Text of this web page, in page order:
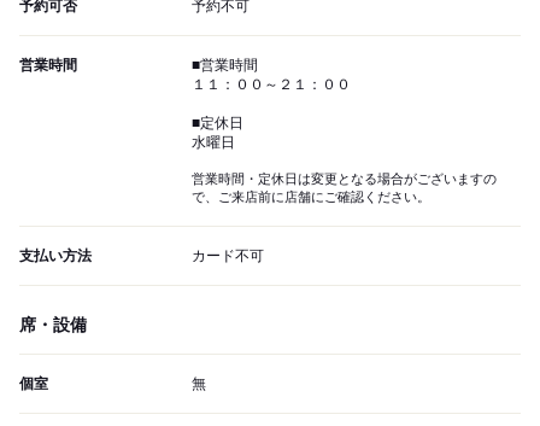
予約可否 予約不可
営業時間
■営業時間
１１：００～２１：００
■定休日
水曜日
営業時間・定休日は変更となる場合がございますの
で、ご来店前に店舗にご確認ください。
支払い方法 カード不可
席・設備
個室 無